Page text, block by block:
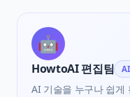
🤖
HowtoAI 편집팀
AI 기술을 누구나 쉽게